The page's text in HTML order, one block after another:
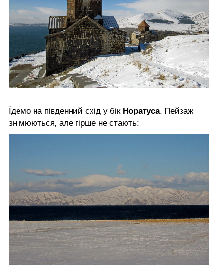
Їдемо на південний схід у бік Норатуса. Пейзаж
знімюються, але гірше не стають: